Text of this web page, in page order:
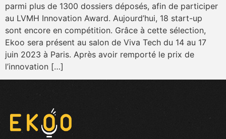
parmi plus de 1300 dossiers déposés, afin de participer
au LVMH Innovation Award. Aujourd’hui, 18 start-up
sont encore en compétition. Grâce à cette sélection,
Ekoo sera présent au salon de Viva Tech du 14 au 17
juin 2023 à Paris. Après avoir remporté le prix de
l’innovation […]